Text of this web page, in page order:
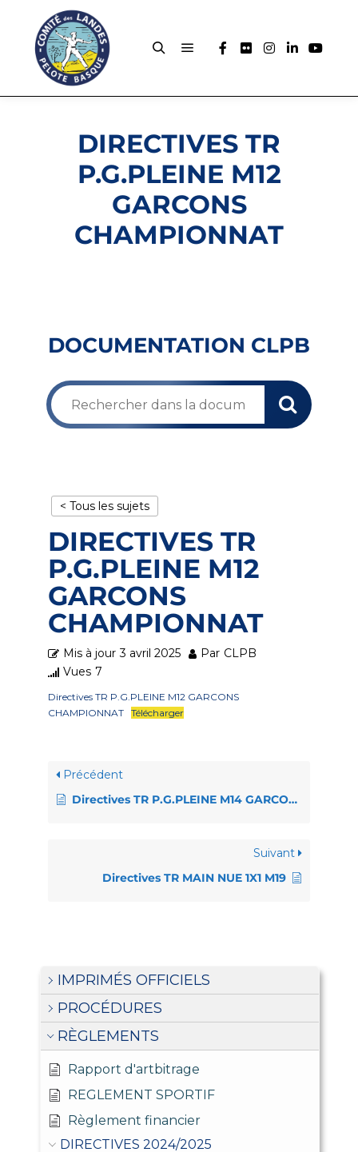
DIRECTIVES TR
P.G.PLEINE M12
GARCONS
CHAMPIONNAT
DOCUMENTATION CLPB
IMPRIMÉS OFFICIELS
PROCÉDURES
RÈGLEMENTS
Rapport d'artbitrage
REGLEMENT SPORTIF
Règlement financier
DIRECTIVES 2024/2025
< Tous les sujets
DIRECTIVES TR
P.G.PLEINE M12
GARCONS
CHAMPIONNAT
Mis à jour 3 avril 2025 Par CLPB
Vues 7
Directives TR P.G.PLEINE M12 GARCONS
CHAMPIONNAT Télécharger
Précédent
Directives TR P.G.PLEINE M14 GARCONS CHAMPIONNAT
Suivant
Directives TR MAIN NUE 1X1 M19